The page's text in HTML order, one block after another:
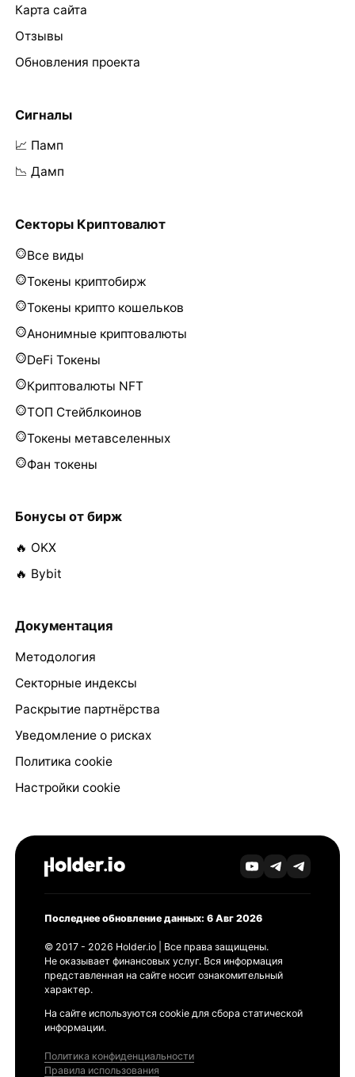
Карта сайта
Отзывы
Обновления проекта
Сигналы
📈 Памп
📉 Дамп
Секторы Криптовалют
Все виды
Токены криптобирж
Токены крипто кошельков
Анонимные криптовалюты
DeFi Токены
Криптовалюты NFT
ТОП Стейблкоинов
Токены метавселенных
Фан токены
Бонусы от бирж
🔥 OKX
🔥 Bybit
Документация
Методология
Секторные индексы
Раскрытие партнёрства
Уведомление о рисках
Политика cookie
Настройки cookie
Последнее обновление данных: 6 Авг 2026
© 2017 - 2026 Holder.io | Все права защищены.
Не оказывает финансовых услуг. Вся информация
представленная на сайте носит ознакомительный
характер.
На сайте используются cookie для сбора статической
информации.
Политика конфиденциальности
Правила использования